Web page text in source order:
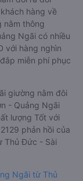
hàng về
nằm thông
Ngãi có nhiều
với hàng nghìn
miễn phí phục
giường nằm đôi
- Quảng Ngãi
lượng Tốt với
phản hồi của
Thủ Đức - Sài
Ngãi từ Thủ